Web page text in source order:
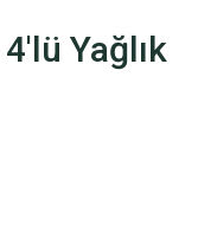
Yağlık